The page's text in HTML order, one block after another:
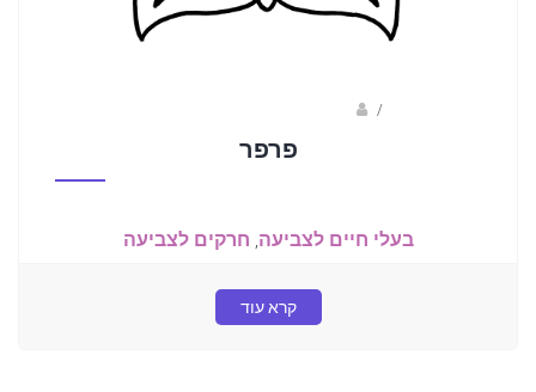
/
פרפר
בעלי חיים לצביעה, חרקים לצביעה
קרא עוד